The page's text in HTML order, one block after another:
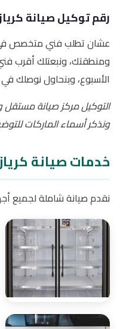
رقم توكيل صيانة
عشان تطلب فني متخصص في
ومنطقتك، ونبعتلك أقرب
الأسبوع، وبنحاول نوصلك
التوكيل مركز صيانة مستقل
ونذكر أسماء الماركات
خدمات صيانة
نقدم صيانة شاملة لجميع